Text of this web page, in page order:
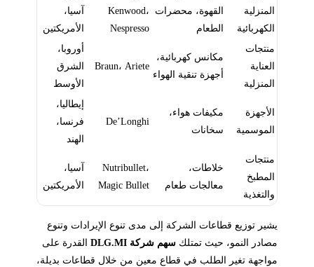
المنزلية
الكهربائية
القهوة، محضرات
الطعام
Kenwood،
Nespresso
آسيا،
الأمريكتين
منتجات
العناية
المنزلية
مكانس كهربائية،
أجهزة تنقية الهواء
Braun، Ariete
أوروبا،
الشرق
الأوسط
الأجهزة
الموسمية
مكيفات هواء،
سخانات
De’Longhi
إيطاليا،
فرنسا،
الهند
منتجات
المطبخ
والتغذية
خلاطات،
معالجات طعام
Nutribullet،
Magic Bullet
آسيا،
الأمريكتين
يشير توزيع قطاعات الشركة إلى مدى تنوع الإيرادات وتنوع
مصادر النمو، حيث تمتلك سهم شركة DLG.MI
القدرة على
مواجهة تغير الطلب في قطاع معين من خلال قطاعات بديلة،